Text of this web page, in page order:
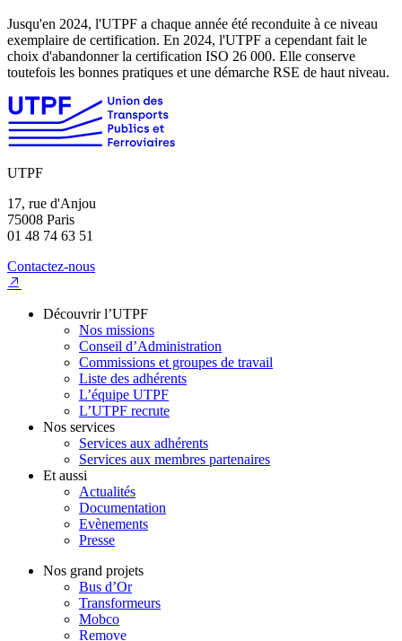
Jusqu'en 2024, l'UTPF a chaque année été reconduite à ce niveau
exemplaire de certification. En 2024, l'UTPF a cependant fait le
choix d'abandonner la certification ISO 26 000. Elle conserve
toutefois les bonnes pratiques et une démarche RSE de haut niveau.
UTPF
17, rue d'Anjou
75008 Paris
01 48 74 63 51
Contactez-nous
Découvrir l’UTPF
Nos missions
Conseil d’Administration
Commissions et groupes de travail
Liste des adhérents
L’équipe UTPF
L’UTPF recrute
Nos services
Services aux adhérents
Services aux membres partenaires
Et aussi
Actualités
Documentation
Evènements
Presse
Nos grand projets
Bus d’Or
Transformeurs
Mobco
Remove